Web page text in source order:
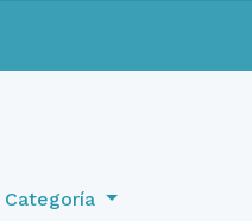
Categoría